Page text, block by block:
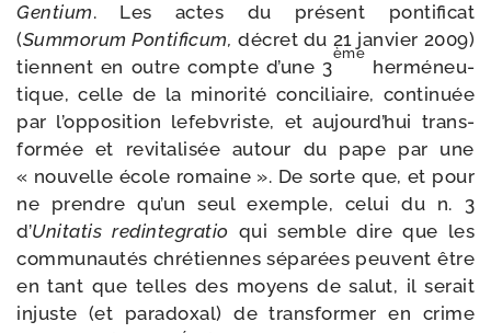
Gentium. Les actes du pré­sent pon­ti­fi­cat
(Summorum Pontificum, décret du 21 jan­vier 2009)
tiennent en outre compte d’une 3
ème
her­mé­neu­
tique, celle de la mino­ri­té conci­liaire, conti­nuée
par l’opposition lefeb­vriste, et aujourd’hui trans­
for­mée et revi­ta­li­sée autour du pape par une
« nou­velle école romaine ». De sorte que, et pour
ne prendre qu’un seul exemple, celui du n. 3
d’Unitatis redin­te­gra­tio qui semble dire que les
com­mu­nau­tés chré­tiennes sépa­rées peuvent être
en tant que telles des moyens de salut, il serait
injuste (et para­doxal) de trans­for­mer en crime